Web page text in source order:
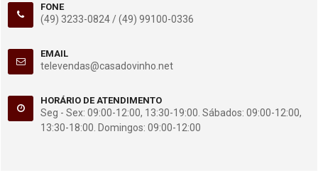
FONE
(49) 3233-0824 /(49) 99100-0336
EMAIL
televendas@casadovinho.net
HORÁRIO DE ATENDIMENTO
Seg - Sex: 09:00-12:00, 13:30-19:00. Sábados: 09:00-12:00,
13:30-18:00. Domingos: 09:00-12:00